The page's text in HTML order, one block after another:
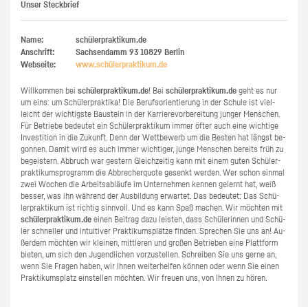
Unser Steckbrief
Name:
schülerpraktikum.de
Anschrift:
Sachsendamm 93 10829 Berlin
Webseite:
www.​schüler​prak​tiku​m.​de
Will­kom­men bei schü­ler­prak­ti­kum.de! Bei schü­ler­prak­ti­kum.de geht es nur
um eins: um Schü­ler­prak­ti­ka! Die Be­rufs­ori­en­tie­rung in der Schu­le ist viel­
leicht der wich­tigs­te Bau­stein in der Kar­rie­re­vor­be­rei­tung jun­ger Men­schen.
Für Be­trie­be be­deu­tet ein Schü­ler­prak­ti­kum immer öfter auch eine wich­ti­ge
In­ves­ti­ti­on in die Zu­kunft. Denn der Wett­be­werb um die Bes­ten hat längst be­
gon­nen. Damit wird es auch immer wich­ti­ger, junge Men­schen be­reits früh zu
be­geis­tern. Ab­bruch war ges­tern Gleich­zei­tig kann mit einem guten Schü­ler­
prak­ti­kums­pro­gramm die Ab­bre­cher­quo­te ge­senkt wer­den. Wer schon ein­mal
zwei Wo­chen die Ar­beits­ab­läu­fe im Un­ter­neh­men ken­nen ge­lernt hat, weiß
bes­ser, was ihn wäh­rend der Aus­bil­dung er­war­tet. Das be­deu­tet: Das Schü­
ler­prak­ti­kum ist rich­tig sinn­voll. Und es kann Spaß ma­chen. Wir möch­ten mit
schü­ler­prak­ti­kum.de einen Bei­trag dazu leis­ten, dass Schü­le­rin­nen und Schü­
ler schnel­ler und in­tui­ti­ver Prak­ti­kums­plät­ze fin­den. Spre­chen Sie uns an! Au­
ßer­dem möch­ten wir klei­nen, mitt­le­ren und gro­ßen Be­trie­ben eine Platt­form
bie­ten, um sich den Ju­gend­li­chen vor­zu­stel­len. Schrei­ben Sie uns gerne an,
wenn Sie Fra­gen haben, wir Ihnen wei­ter­hel­fen kön­nen oder wenn Sie einen
Prak­ti­kums­platz ein­stel­len möch­ten. Wir freu­en uns, von Ihnen zu hören.